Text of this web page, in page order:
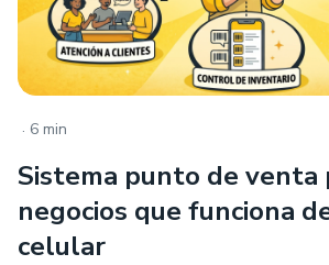
. 6 min
Sistema punto de venta
negocios que funciona
celular